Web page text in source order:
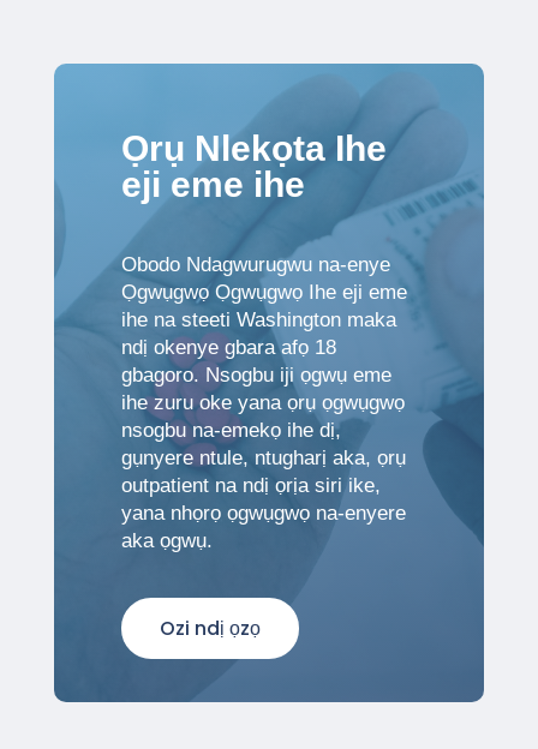
Ọrụ Nlekọta Ihe
eji eme ihe
Obodo Ndagwurugwu na-enye
Ọgwụgwọ Ọgwụgwọ Ihe eji eme
ihe na steeti Washington maka
ndị okenye gbara afọ 18
gbagoro. Nsogbu iji ọgwụ eme
ihe zuru oke yana ọrụ ọgwụgwọ
nsogbu na-emekọ ihe dị,
gụnyere ntule, ntugharị aka, ọrụ
outpatient na ndị ọrịa siri ike,
yana nhọrọ ọgwụgwọ na-enyere
aka ọgwụ.
Ozi ndị ọzọ